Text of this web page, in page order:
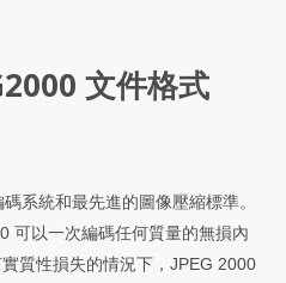
文件格式
系統和最先進的圖像壓縮標準。
可以一次編碼任何質量的無損內
質性損失的情況下，JPEG 2000